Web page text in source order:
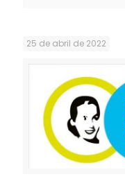
25 de abril de 2022